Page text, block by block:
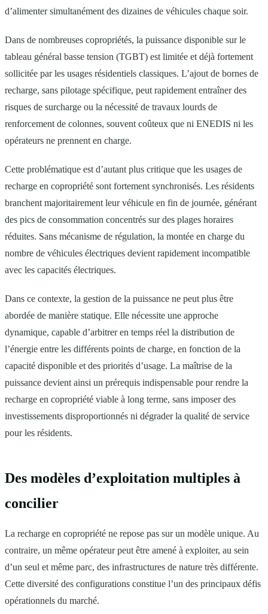
d’alimenter simultanément des dizaines de véhicules chaque soir.
Dans de nombreuses copropriétés, la puissance disponible sur le
tableau général basse tension (TGBT) est limitée et déjà fortement
sollicitée par les usages résidentiels classiques. L’ajout de bornes de
recharge, sans pilotage spécifique, peut rapidement entraîner des
risques de surcharge ou la nécessité de travaux lourds de
renforcement de colonnes, souvent coûteux que ni ENEDIS ni les
opérateurs ne prennent en charge.
Cette problématique est d’autant plus critique que les usages de
recharge en copropriété sont fortement synchronisés. Les résidents
branchent majoritairement leur véhicule en fin de journée, générant
des pics de consommation concentrés sur des plages horaires
réduites. Sans mécanisme de régulation, la montée en charge du
nombre de véhicules électriques devient rapidement incompatible
avec les capacités électriques.
Dans ce contexte, la gestion de la puissance ne peut plus être
abordée de manière statique. Elle nécessite une approche
dynamique, capable d’arbitrer en temps réel la distribution de
l’énergie entre les différents points de charge, en fonction de la
capacité disponible et des priorités d’usage. La maîtrise de la
puissance devient ainsi un prérequis indispensable pour rendre la
recharge en copropriété viable à long terme, sans imposer des
investissements disproportionnés ni dégrader la qualité de service
pour les résidents.
Des modèles d’exploitation multiples à
concilier
La recharge en copropriété ne repose pas sur un modèle unique. Au
contraire, un même opérateur peut être amené à exploiter, au sein
d’un seul et même parc, des infrastructures de nature très différente.
Cette diversité des configurations constitue l’un des principaux défis
opérationnels du marché.